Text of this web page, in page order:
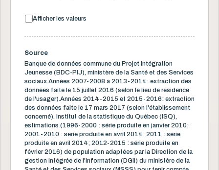
Afficher les valeurs
Source
Banque de données commune du Projet Intégration
Jeunesse (BDC-PIJ), ministère de la Santé et des Services
sociaux.Années 2007-2008 à 2013-2014: extraction des
données faite le 15 juillet 2016 (selon le lieu de résidence
de l'usager).Années 2014-2015 et 2015-2016: extraction
des données faite le 17 mars 2017 (selon l'établissement
concerné). Institut de la statistique du Québec (ISQ),
estimations (1996-2000 : série produite en janvier 2010;
2001-2010 : série produite en avril 2014; 2011 : série
produite en avril 2014; 2012-2015 : série produite en
février 2016) de population adaptées par la Direction de la
gestion intégrée de l'information (DGII) du ministère de la